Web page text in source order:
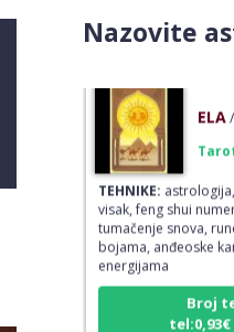
Nazovite
TEHNIKE:astrologija,
visak, feng shui
tumačenje snova,
bojama, anđeoske
energijama
Broj